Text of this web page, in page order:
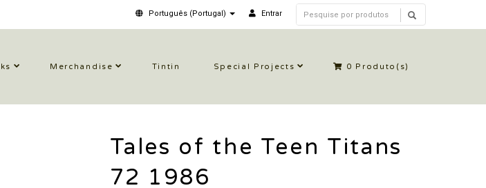
Português (Portugal) Entrar
Merchandise Tintin Special Projects 0 Produto(s)
Tales of the Teen Titans
72 1986